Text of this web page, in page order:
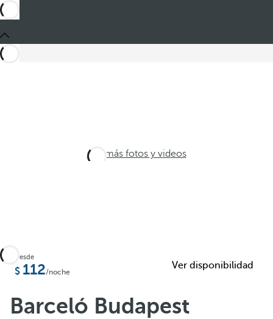
Ver más fotos y videos
Desde
112/noche
Ver disponibilidad
Barceló Budapest